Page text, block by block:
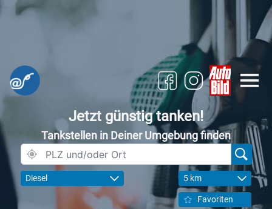
Jetzt günstig tanken!
Tankstellen in Deiner Umgebung finden
Diesel 5 km
Favoriten